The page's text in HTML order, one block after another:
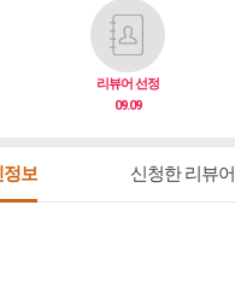
리뷰어 선정
09.09
정보 신청한 리뷰